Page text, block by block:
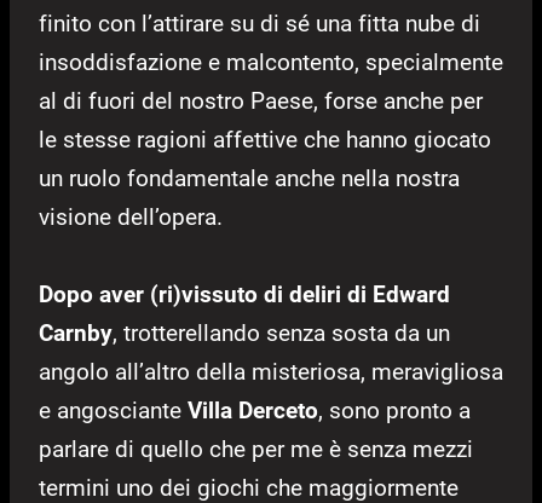
finito con l’attirare su di sé una fitta nube di
insoddisfazione e malcontento, specialmente
al di fuori del nostro Paese, forse anche per
le stesse ragioni affettive che hanno giocato
un ruolo fondamentale anche nella nostra
visione dell’opera.
Dopo aver (ri)vissuto di deliri di Edward
Carnby, trotterellando senza sosta da un
angolo all’altro della misteriosa, meravigliosa
e angosciante Villa Derceto, sono pronto a
parlare di quello che per me è senza mezzi
termini uno dei giochi che maggiormente